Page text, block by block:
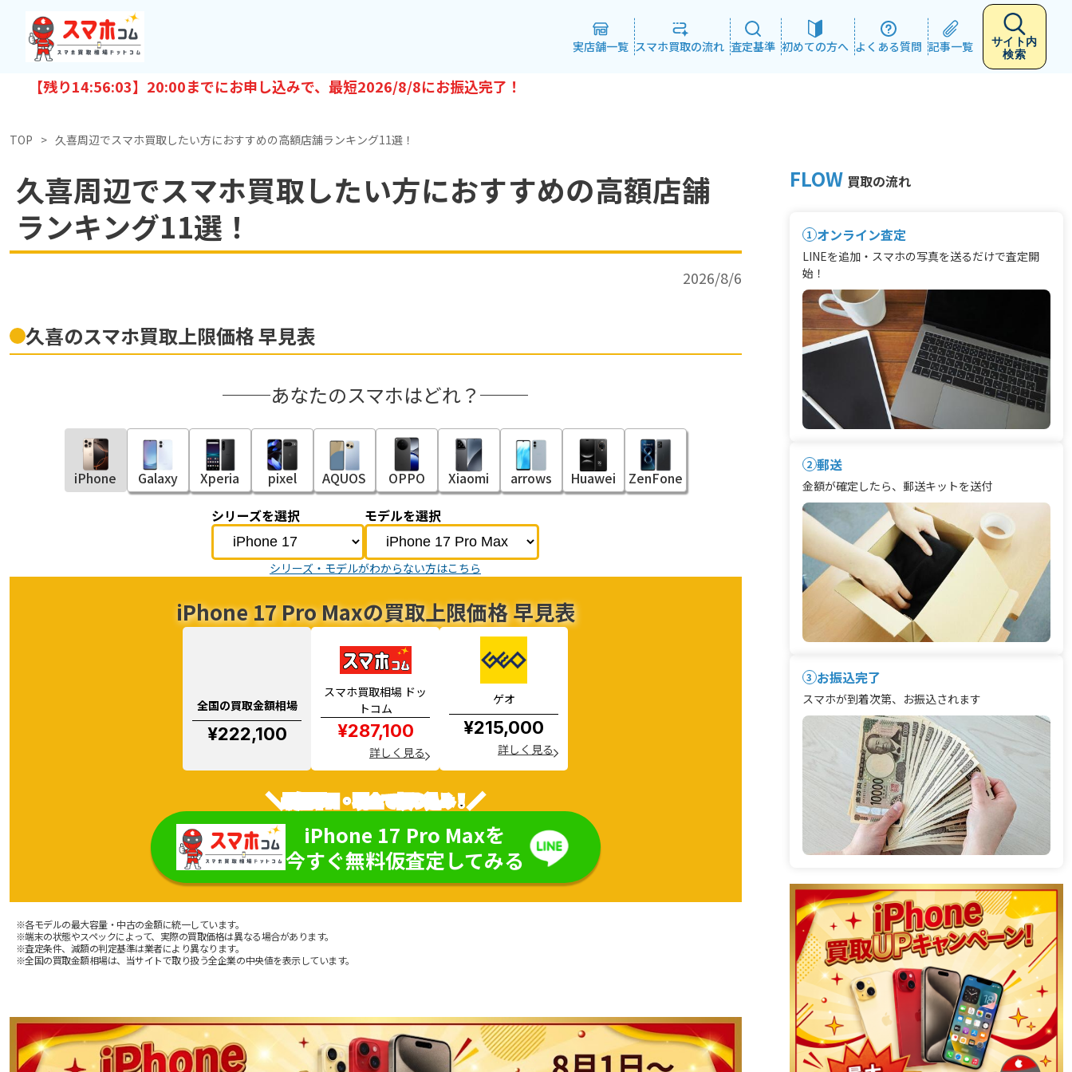
実店舗一覧 スマホ買取の流れ 査定基準 初めての方へ よくある質問 記事一覧
サイト内
検索
【残り14:56:02】20:00までにお申し込みで、最短2026/8/8にお振込完了！
TOP 久喜周辺でスマホ買取したい方におすすめの高額店舗ランキング11選！
久喜周辺でスマホ買取したい方におすすめの高額店舗
ランキング11選！
2026/8/6
久喜のスマホ買取上限価格 早見表
あなたのスマホはどれ？
iPhone Galaxy Xperia pixel AQUOS OPPO Xiaomi arrows Huawei
ZenFone
シリーズを選択
モデルを選択
シリーズ・モデルがわからない方はこちら
iPhone 17 Pro Maxの買取上限価格 早見表
全国の買取金額相場
¥222,100
スマホ買取相場 ドッ
トコム
¥287,100
詳しく見る
ゲオ
¥215,000
詳しく見る
＼最短即日・現金で振り込み！／
iPhone 17 Pro Maxを
今すぐ無料仮査定してみる
※各モデルの最大容量・中古の金額に統一しています。
※端末の状態やスペックによって、実際の買取価格は異なる場合があります。
※査定条件、減額の判定基準は業者により異なります。
※全国の買取金額相場は、当サイトで取り扱う全企業の中央値を表示しています。
FLOW 買取の流れ
1 オンライン査定
LINEを追加・スマホの写真を送るだけで査定開
始！
2 郵送
金額が確定したら、郵送キットを送付
3 お振込完了
スマホが到着次第、お振込されます